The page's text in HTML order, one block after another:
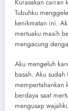
Kurasakan cairan
Tubuhku
kenikmatan ini.
mertuaku masih
mengacung
Aku mengeluh
basah. Aku
mempertahankan
berdaya saat
mengusap